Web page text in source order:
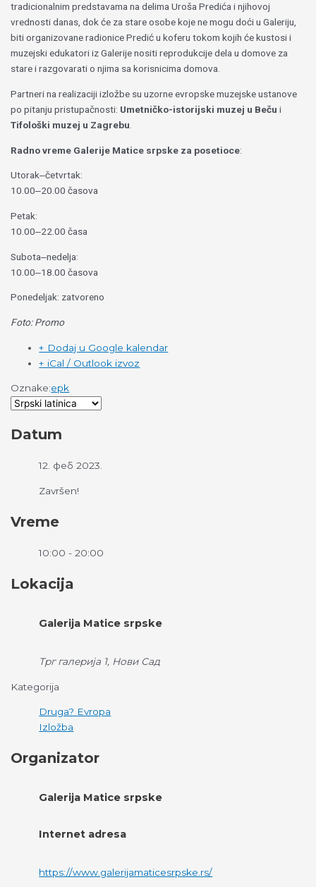
tradicionalnim predstavama na delima Uroša Predića i njihovoj
vrednosti danas, dok će za stare osobe koje ne mogu doći u Galeriju,
biti organizovane radionice Predić u koferu tokom kojih će kustosi i
muzejski edukatori iz Galerije nositi reprodukcije dela u domove za
stare i razgovarati o njima sa korisnicima domova.
Partneri na realizaciji izložbe su uzorne evropske muzejske ustanove
po pitanju pristupačnosti: Umetničko-istorijski muzej u Beču i
Tifološki muzej u Zagrebu
Radno vreme Galerije Matice srpske za posetioce:
Utorak‒četvrtak:
10.00‒20.00 časova
Petak:
10.00‒22.00 časa
Subota‒nedelja:
10.00‒18.00 časova
Ponedeljak: zatvoreno
Foto: Promo
+ Dodaj u Google kalendar
+ iCal / Outlook izvoz
Oznake:epk
Datum
12. феб 2023.
Završen!
Vreme
10:00 - 20:00
Lokacija
Galerija Matice srpske
Трг галерија 1, Нови Сад
Kategorija
Druga? Evropa
Izložba
Organizator
Galerija Matice srpske
Internet adresa
https://www.galerijamaticesrpske.rs/